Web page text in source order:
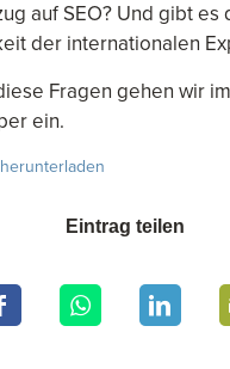
auf SEO? Und gibt es
der internationalen
Fragen gehen wir im
ein.
Eintrag teilen